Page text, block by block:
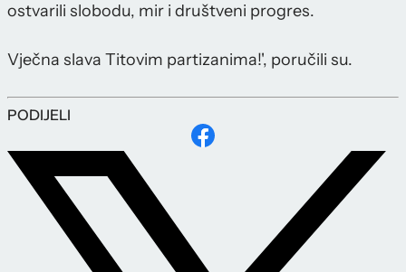
ostvarili slobodu, mir i društveni progres.
Vječna slava Titovim partizanima!', poručili su.
PODIJELI